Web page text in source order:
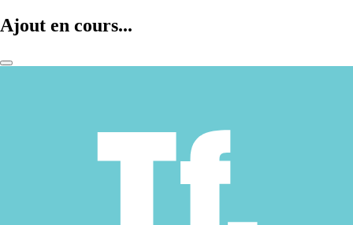
Ajout en cours...